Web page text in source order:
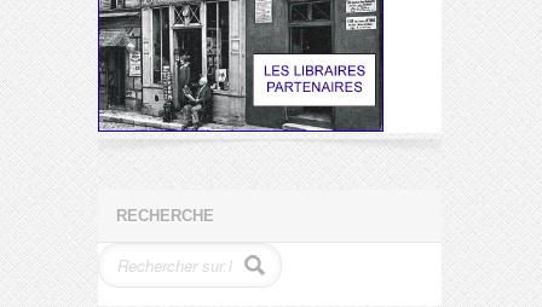
RECHERCHE